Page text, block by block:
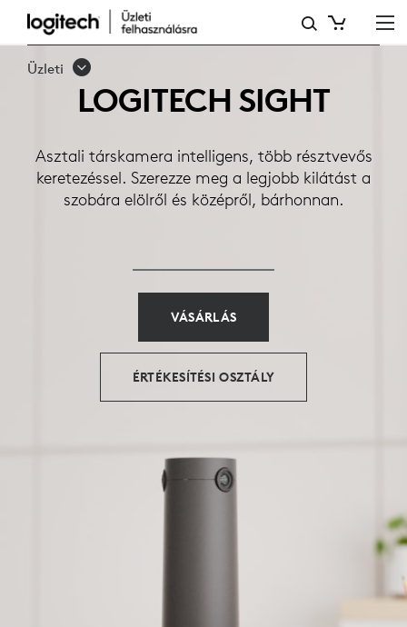
LOGITECH
SIGHT
Üzleti
LOGITECH SIGHT
Asztali társkamera intelligens, több résztvevős
keretezéssel. Szerezze meg a legjobb kilátást a
szobára elölről és középről, bárhonnan.
VÁSÁRLÁS
ÉRTÉKESÍTÉSI OSZTÁLY